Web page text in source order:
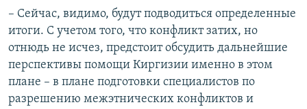
– Сейчас, видимо, будут подводиться определенные
итоги. С учетом того, что конфликт затих, но
отнюдь не исчез, предстоит обсудить дальнейшие
перспективы помощи Киргизии именно в этом
плане – в плане подготовки специалистов по
разрешению межэтнических конфликтов и